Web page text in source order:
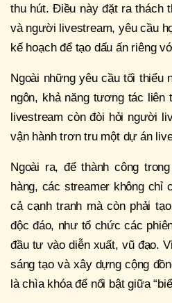
thu hút. Điều này đặt ra thách
và người livestream, yêu cầu
kế hoạch để tạo dấu ấn riêng
Ngoài những yêu cầu tối thiểu
ngôn, khả năng tương tác liên
livestream còn đòi hỏi người
vận hành trơn tru một dự án
Ngoài ra, để thành công
hàng, các streamer không chỉ
cả cạnh tranh mà còn phải
độc đáo, như tổ chức các
đầu tư vào diễn xuất, vũ đạo.
sáng tạo và xây dựng cộng
là chìa khóa để nổi bật giữa